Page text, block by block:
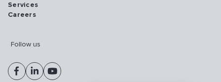
Services
Careers
Follow us